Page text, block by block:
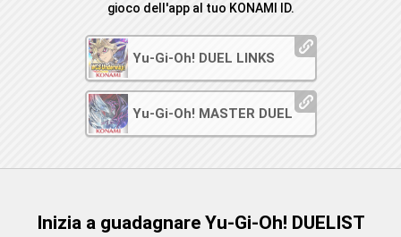
gioco dell'app al tuo KONAMI ID.
Yu-Gi-Oh! DUEL LINKS
Yu-Gi-Oh! MASTER DUEL
Inizia a guadagnare Yu-Gi-Oh! DUELIST